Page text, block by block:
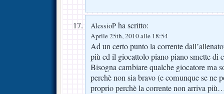
AlessioP ha scritto:
Aprile 25th, 2010 alle 18:54
Ad un certo punto la corrente
più ed il giocattolo piano piano smette di
Bisogna cambiare qualche giocatore ma
perchè non sia bravo (e comunque se ne
proprio perchè la corrente non arriva